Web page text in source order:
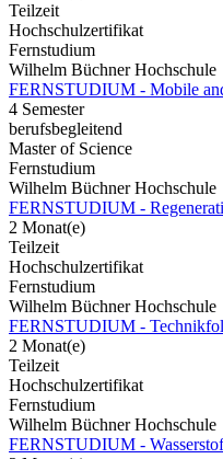
Teilzeit
Hochschulzertifikat
Fernstudium
Wilhelm Büchner Hochschule
FERNSTUDIUM - Mobile
4 Semester
berufsbegleitend
Master of Science
Fernstudium
Wilhelm Büchner Hochschule
FERNSTUDIUM -
2 Monat(e)
Teilzeit
Hochschulzertifikat
Fernstudium
Wilhelm Büchner Hochschule
FERNSTUDIUM -
2 Monat(e)
Teilzeit
Hochschulzertifikat
Fernstudium
Wilhelm Büchner Hochschule
FERNSTUDIUM -